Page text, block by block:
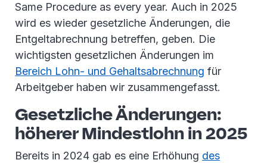
Same Procedure as every year. Auch in 2025
wird es wieder gesetzliche Änderungen, die
Entgeltabrechnung betreffen, geben. Die
wichtigsten gesetzlichen Änderungen im
Bereich Lohn- und Gehaltsabrechnung für
Arbeitgeber haben wir zusammengefasst.
Gesetzliche Änderungen:
höherer Mindestlohn in 2025
Bereits in 2024 gab es eine Erhöhung des